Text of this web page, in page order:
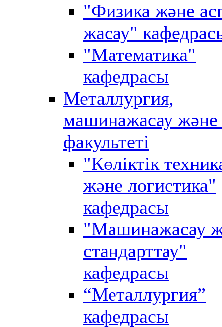
"Физика және
жасау"
"Математика"
кафедрасы
Металлургия,
машинажасау және
факультеті
"Көліктік
және логистика"
кафедрасы
"Машинажасау
стандарттау"
кафедрасы
“Металлургия”
кафедрасы